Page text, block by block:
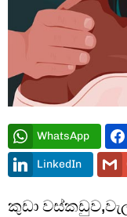
Type and hit enter
WhatsApp
LinkedIn
කුඩා